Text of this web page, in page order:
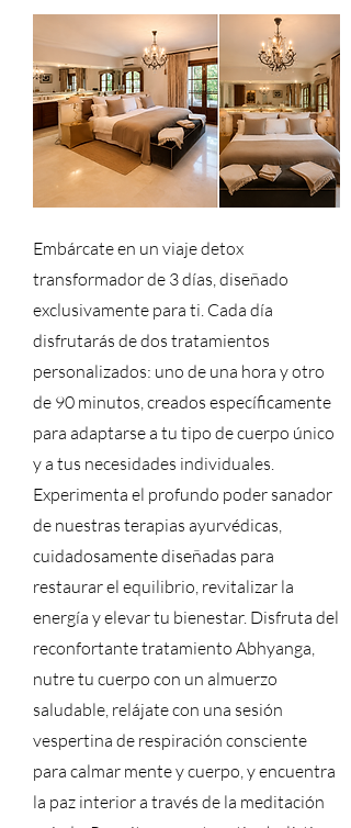
Embárcate en un viaje detox
transformador de 3 días, diseñado
exclusivamente para ti. Cada día
disfrutarás de dos tratamientos
personalizados: uno de una hora y otro
de 90 minutos, creados específicamente
para adaptarse a tu tipo de cuerpo único
y a tus necesidades individuales.
Experimenta el profundo poder sanador
de nuestras terapias ayurvédicas,
cuidadosamente diseñadas para
restaurar el equilibrio, revitalizar la
energía y elevar tu bienestar. Disfruta del
reconfortante tratamiento Abhyanga,
nutre tu cuerpo con un almuerzo
saludable, relájate con una sesión
vespertina de respiración consciente
para calmar mente y cuerpo, y encuentra
la paz interior a través de la meditación